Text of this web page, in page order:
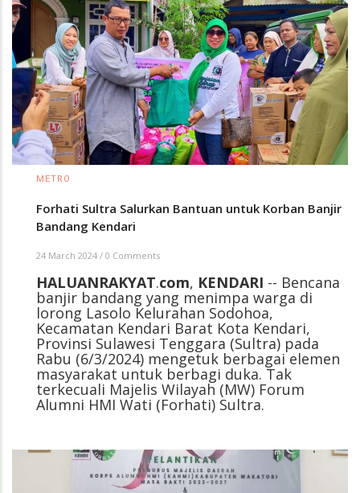
METRO
Forhati Sultra Salurkan Bantuan untuk Korban Banjir
Bandang Kendari
24 March 2024 / 0 Comments
HALUANRAKYAT.com, KENDARI -- Bencana
banjir bandang yang menimpa warga di
lorong Lasolo Kelurahan Sodohoa,
Kecamatan Kendari Barat Kota Kendari,
Provinsi Sulawesi Tenggara (Sultra) pada
Rabu (6/3/2024) mengetuk berbagai elemen
masyarakat untuk berbagi duka. Tak
terkecuali Majelis Wilayah (MW) Forum
Alumni HMI Wati (Forhati) Sultra.